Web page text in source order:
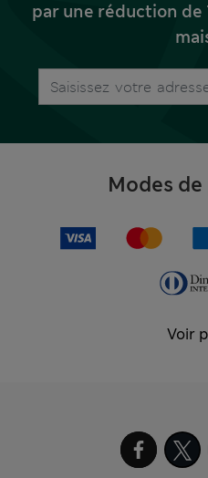
par une réduction de
Modes
Voir